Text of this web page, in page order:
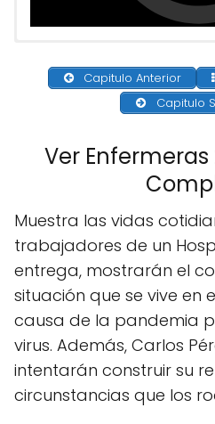
Capitulo Anterior
Capitulo
Ver
Muestra las vidas
trabajadores de un
entrega, mostrarán el
situación que se vive en
causa de la pandemia
virus. Además, Carlos
intentarán construir su
circunstancias que los